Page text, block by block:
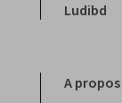
Ludibd
A propos